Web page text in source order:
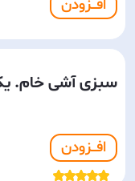
افـــزودن
سبزی آشی خام.
افـــزودن